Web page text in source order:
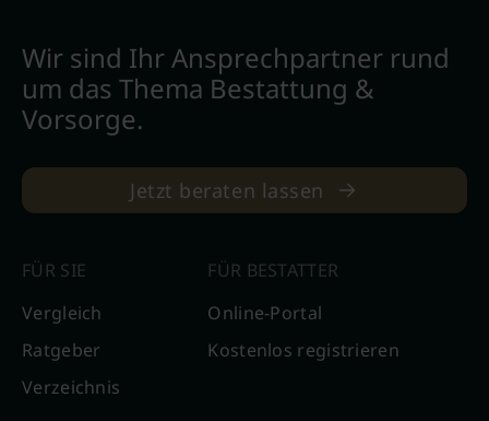
Wir sind Ihr Ansprechpartner rund
um das Thema Bestattung &
Vorsorge.
Jetzt beraten lassen
FÜR SIE
Vergleich
Ratgeber
Verzeichnis
FÜR BESTATTER
Online-Portal
Kostenlos registrieren